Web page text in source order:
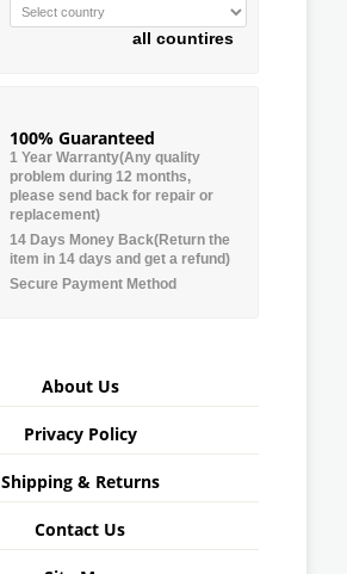
all countires
100% Guaranteed
1 Year Warranty(Any quality
problem during 12 months,
please send back for repair or
replacement)
14 Days Money Back(Return the
item in 14 days and get a refund)
Secure Payment Method
About Us
Privacy Policy
Shipping & Returns
Contact Us